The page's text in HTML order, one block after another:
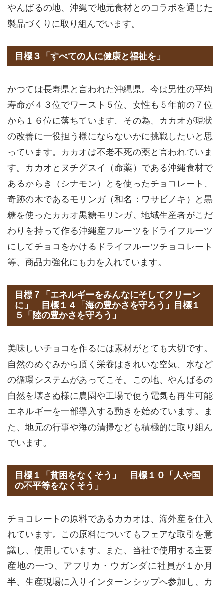
やんばるの地、沖縄で地元食材とのコラボを通じた
製品づくりに取り組んでいます。
目標３「すべての人に健康と福祉を」
かつては長寿県と言われた沖縄県。今は男性の平均
寿命が４３位でワースト５位、女性も５年前の７位
から１６位に落ちています。その為、カカオが現状
の改善に一役担う様にならないかに挑戦したいと思
っています。カカオは不老不死の薬と言われていま
す。カカオとヌチグスイ（命薬）である沖縄食材で
あるからき（シナモン）とを使ったチョコレート、
奇跡の木であるモリンガ（和名：ワサビノキ）と黒
糖を使ったカカオ黒糖モリンガ、地域生産者がこだ
わりを持って作る沖縄産フルーツをドライフルーツ
にしてチョコをかけるドライフルーツチョコレート
等、商品力強化にも力を入れています。
目標７「エネルギーをみんなにそしてクリーン
に」 目標１４「海の豊かさを守ろう」目標１
５「陸の豊かさを守ろう」
美味しいチョコを作るには素材がとても大切です。
自然のめぐみから頂く栄養はきれいな空気、水など
の循環システムがあってこそ。この地、やんばるの
自然を壊さぬ様に農園や工場で使う電気も再生可能
エネルギーを一部導入する動きを始めています。ま
た、地元の行事や海の清掃なども積極的に取り組ん
でいます。
目標１「貧困をなくそう」 目標１０「人や国
の不平等をなくそう」
チョコレートの原料であるカカオは、海外産を仕入
れています。この原料についてもフェアな取引を意
識し、使用しています。また、当社で使用する主要
産地の一つ、アフリカ・ウガンダに社員が１か月
半、生産現場に入りインターンシップへ参加し、カ